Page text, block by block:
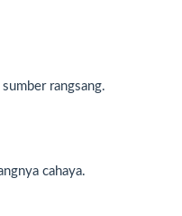
rangsang.
cahaya.